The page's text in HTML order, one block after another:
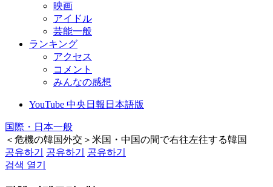
映画
アイドル
芸能一般
ランキング
アクセス
コメント
みんなの感想
YouTube 中央日報日本語版
国際・日本一般
＜危機の韓国外交＞米国・中国の間で右往左往する韓国
공유하기
공유하기
공유하기
검색 열기